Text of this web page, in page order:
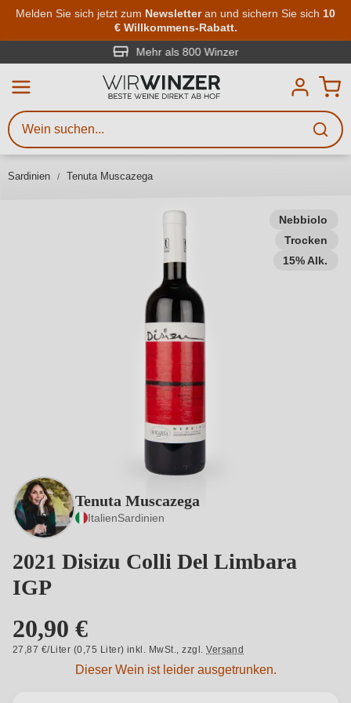
Zum Hauptinhalt springen
Melden Sie sich jetzt zum Newsletteran und sichern Sie sich 10
€ Willkommens-Rabatt.
Mehr als 800 Winzer
Sardinien Tenuta Muscazega
Nebbiolo
Trocken
15% Alk.
Tenuta Muscazega
ItalienSardinien
2021 Disizu Colli Del Limbara
IGP
20,90 €
27,87 €/Liter (0,75 Liter) inkl. MwSt.,zzgl.Versand
Dieser Wein ist leider ausgetrunken.
Weinsuche
Mindestens 3 Zeichen eingeben
Beschreiben Sie, welchen Wein
Sie suchen – ob nach Geschmack,
Region, Winzer oder anderen